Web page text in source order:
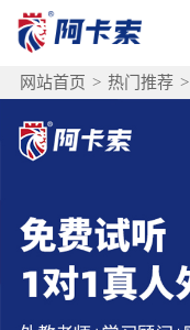
网站首页 > 热门推荐 >